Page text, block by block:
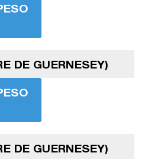
DE GUERNESEY)
DE GUERNESEY)